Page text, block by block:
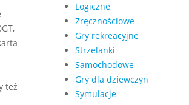
też
Logiczne
Zręcznościowe
Gry rekreacyjne
Strzelanki
Samochodowe
Gry dla dziewczyn
Symulacje